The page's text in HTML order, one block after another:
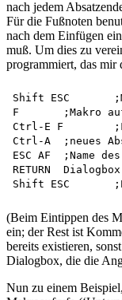
nach jedem
Für die Fußnoten
nach dem Einfügen
muß. Um dies zu
programmiert, das mir
Shift ESC	;Makroaufzeichnung beginnen
F	;Makro auf Taste F programmieren
Ctrl-E F	;Fußnote einfügen
Ctrl-A	;neues Absatzlayout wählen
ESC AF	;Name des gewünschten Absatzlayouts
RETURN	Dialogbox beenden
(Beim Eintippen des
ein; der Rest ist
bereits existieren,
Dialogbox, die die
Nun zu einem